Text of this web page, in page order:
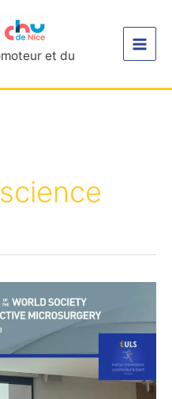
et du